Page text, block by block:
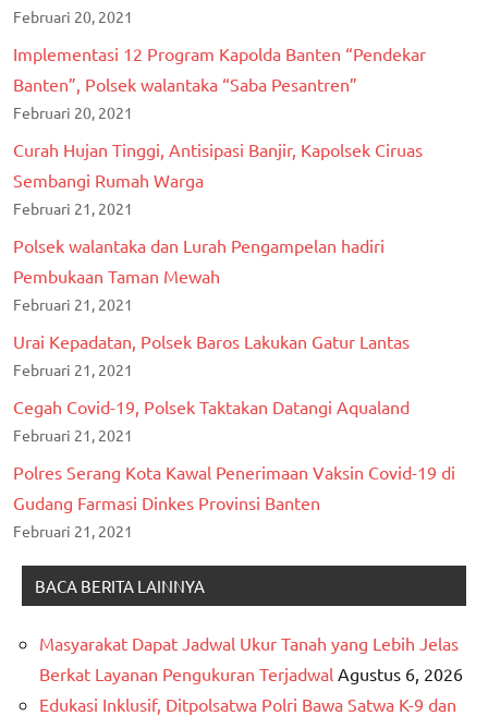
Februari 20, 2021
Implementasi 12 Program Kapolda Banten “Pendekar
Banten”, Polsek walantaka “Saba Pesantren”
Februari 20, 2021
Curah Hujan Tinggi, Antisipasi Banjir, Kapolsek Ciruas
Sembangi Rumah Warga
Februari 21, 2021
Polsek walantaka dan Lurah Pengampelan hadiri
Pembukaan Taman Mewah
Februari 21, 2021
Urai Kepadatan, Polsek Baros Lakukan Gatur Lantas
Februari 21, 2021
Cegah Covid-19, Polsek Taktakan Datangi Aqualand
Februari 21, 2021
Polres Serang Kota Kawal Penerimaan Vaksin Covid-19 di
Gudang Farmasi Dinkes Provinsi Banten
Februari 21, 2021
BACA BERITA LAINNYA
Masyarakat Dapat Jadwal Ukur Tanah yang Lebih Jelas
Berkat Layanan Pengukuran Terjadwal Agustus 6, 2026
Edukasi Inklusif, Ditpolsatwa Polri Bawa Satwa K-9 dan